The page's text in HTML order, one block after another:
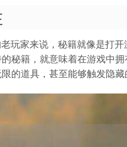
玩家来说，秘籍就像是打
秘籍，就意味着在游戏中
的道具，甚至能够触发隐